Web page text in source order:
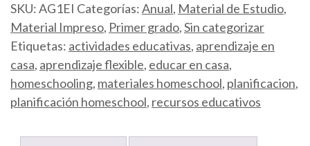
(clases
1
a
186)
Impreso
cantidad
SKU:AG1EI Categorías:Anual, Material de Estudio,
Material Impreso, Primer grado,Sin categorizar
Etiquetas: actividades educativas, aprendizaje en
casa, aprendizaje flexible, educar en casa,
homeschooling, materiales homeschool, planificacion,
planificación homeschool, recursos educativos